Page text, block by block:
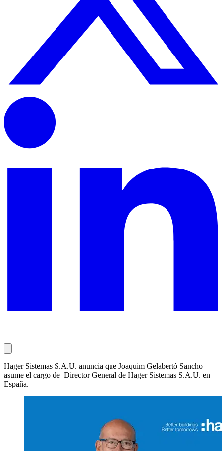
Hager Sistemas S.A.U. anuncia que Joaquim Gelabertó Sancho
asume el cargo de Director General de Hager Sistemas S.A.U. en
España.